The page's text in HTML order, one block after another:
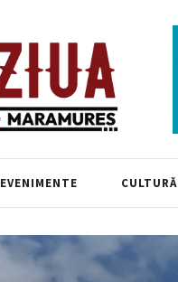
EVENIMENTE CULTURĂ